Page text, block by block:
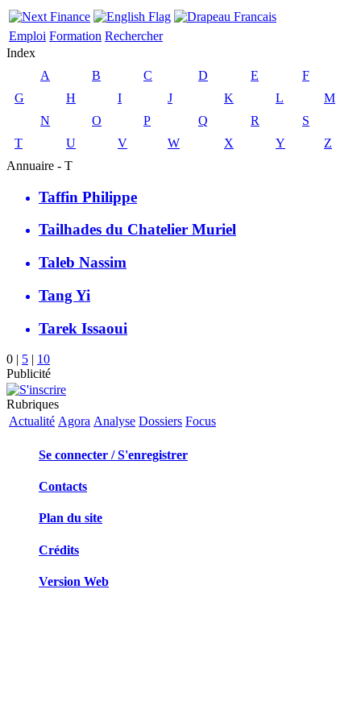
Emploi Formation Rechercher
Index
A
B C D E
F
G
H I J K L
M
N
O P Q R
S
T
U V W X Y
Z
Annuaire - T
Taffin Philippe
Tailhades du Chatelier Muriel
Taleb Nassim
Tang Yi
Tarek Issaoui
0 | 5 | 10
Publicité
Rubriques
Actualité Agora Analyse Dossiers Focus
Se connecter / S'enregistrer
Contacts
Plan du site
Crédits
Version Web